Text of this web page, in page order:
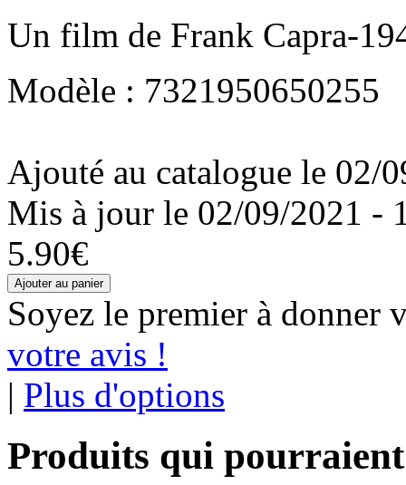
Un film de Frank Capra-
Modèle : 7321950650255
Ajouté au catalogue le 02/
Mis à jour le 02/09/2021 -
5.90€
Soyez le premier à donner
votre avis !
| Plus d'options
Produits qui